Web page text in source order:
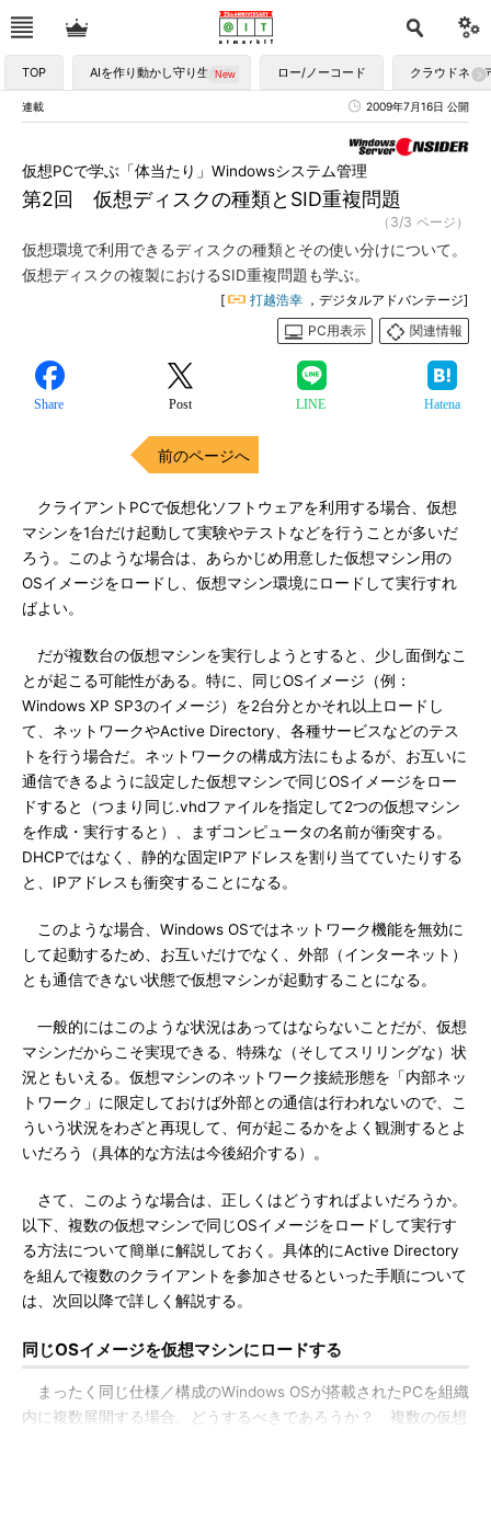
TOP AIを作り動かし守り生かす ロー/ノーコード クラウドネイ
連載 2009年7月16日 公開
第2回 仮想ディスクの種類とSID重複問題
仮想PCで学ぶ「体当たり」Windowsシステム管理
（3/3 ページ）
仮想環境で利用できるディスクの種類とその使い分けについて。
仮想ディスクの複製におけるSID重複問題も学ぶ。
[ 打越浩幸 ，デジタルアドバンテージ]
PC用表示
関連情報
Share Post LINE Hatena
前のページへ
クライアントPCで仮想化ソフトウェアを利用する場合、仮想
マシンを1台だけ起動して実験やテストなどを行うことが多いだ
ろう。このような場合は、あらかじめ用意した仮想マシン用の
OSイメージをロードし、仮想マシン環境にロードして実行すれ
ばよい。
だが複数台の仮想マシンを実行しようとすると、少し面倒なこ
とが起こる可能性がある。特に、同じOSイメージ（例：
Windows XP SP3のイメージ）を2台分とかそれ以上ロードし
て、ネットワークやActive Directory、各種サービスなどのテス
トを行う場合だ。ネットワークの構成方法にもよるが、お互いに
通信できるように設定した仮想マシンで同じOSイメージをロー
ドすると（つまり同じ.vhdファイルを指定して2つの仮想マシン
を作成・実行すると）、まずコンピュータの名前が衝突する。
DHCPではなく、静的な固定IPアドレスを割り当てていたりする
と、IPアドレスも衝突することになる。
このような場合、Windows OSではネットワーク機能を無効に
して起動するため、お互いだけでなく、外部（インターネット）
とも通信できない状態で仮想マシンが起動することになる。
一般的にはこのような状況はあってはならないことだが、仮想
マシンだからこそ実現できる、特殊な（そしてスリリングな）状
況ともいえる。仮想マシンのネットワーク接続形態を「内部ネッ
トワーク」に限定しておけば外部との通信は行われないので、こ
ういう状況をわざと再現して、何が起こるかをよく観測するとよ
いだろう（具体的な方法は今後紹介する）。
さて、このような場合は、正しくはどうすればよいだろうか。
以下、複数の仮想マシンで同じOSイメージをロードして実行す
る方法について簡単に解説しておく。具体的にActive Directory
を組んで複数のクライアントを参加させるといった手順について
は、次回以降で詳しく解説する。
同じOSイメージを仮想マシンにロードする
まったく同じ仕様／構成のWindows OSが搭載されたPCを組織
内に複数展開する場合、どうするべきであろうか？ 複数の仮想